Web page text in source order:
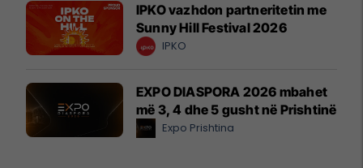
IPKO vazhdon partneritetin me
Sunny Hill Festival 2026
IPKO
EXPO DIASPORA 2026 mbahet
më 3, 4 dhe 5 gusht në Prishtinë
Expo Prishtina